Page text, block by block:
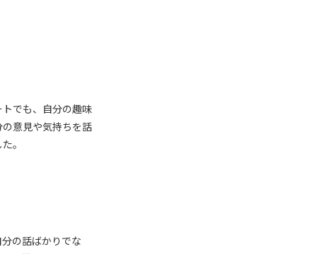
でも、自分の趣味
意見や気持ちを話
。
の話ばかりでな